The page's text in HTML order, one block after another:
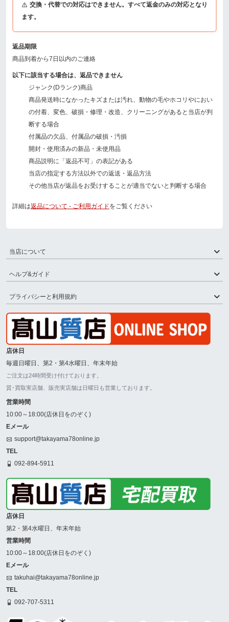
交換・代替での対応はできません。すべて返金のみの対応となり
ます。
返品期限
商品到着から7日以内のご連絡
以下に該当する場合は、返品できません
ジャンク(Dランク)商品
商品発送時になかったキズまたは汚れ、動物の毛やホコリやにおい
の付着、変色、破損・修理・改造、クリーニングがあると当店が判
断する場合
付属品の欠品、付属品の破損・汚損
開封・使用済みの新品・未使用品
商品説明に「返品不可」の表記がある
当店の指定する方法以外での返送・返品方法
その他当店が返品をお受けすることが適当でないと判断する場合
詳細は返品について - ご利用ガイドをご覧ください
当店について
ヘルプ&ガイド
プライバシーと利用規約
店休日
毎週日曜日、第2・第4水曜日、年末年始
ご注文は24時間受け付けております。
質･買取実店舗、販売実店舗は日曜日も営業しております。
営業時間
10:00～18:00(店休日をのぞく)
Eメール
support@takayama78online.jp
TEL
092-894-5911
店休日
第2・第4水曜日、年末年始
営業時間
10:00～18:00(店休日をのぞく)
Eメール
takuhai@takayama78online.jp
TEL
092-707-5311